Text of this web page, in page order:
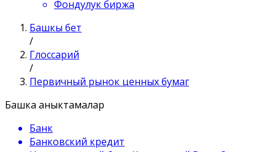
Фондулук биржа
Башкы бет
/
Глоссарий
/
Первичный рынок ценных бумаг
Башка аныктамалар
Банк
Банковский кредит